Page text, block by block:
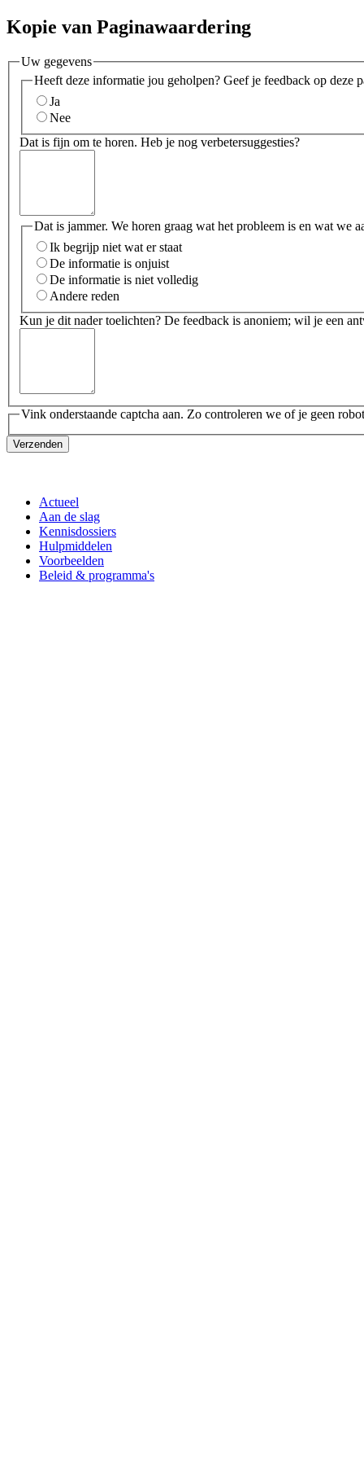
Kopie van Paginawaardering
Uw gegevens
Heeft deze informatie jou geholpen? Geef je feedback op deze
Ja
Nee
Dat is fijn om te horen. Heb je nog verbetersuggesties?
Dat is jammer. We horen graag wat het probleem is en wat we
Ik begrijp niet wat er staat
De informatie is onjuist
De informatie is niet volledig
Andere reden
Kun je dit nader toelichten? De feedback is anoniem; wil je een
Vink onderstaande captcha aan. Zo controleren we of je geen
Verzenden
Actueel
Aan de slag
Kennisdossiers
Hulpmiddelen
Voorbeelden
Beleid & programma's